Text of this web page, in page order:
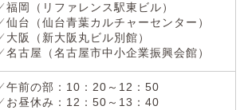
福岡（リファレンス駅東ビル）
仙台（仙台青葉カルチャーセンター）
大阪（新大阪丸ビル別館）
名古屋（名古屋市中小企業振興会館）
午前の部：10：20～12：50
お昼休み：12：50～13：40